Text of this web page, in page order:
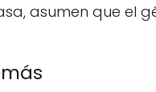
asumen que el